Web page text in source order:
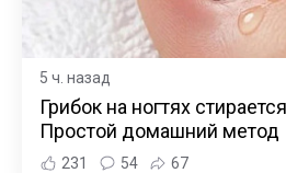
5 ч. назад
Грибок на ногтях
Простой домашний метод
231 54 67